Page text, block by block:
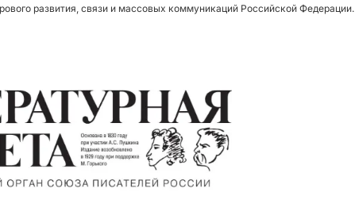
развития, связи и массовых коммуникаций Российской Федерации.